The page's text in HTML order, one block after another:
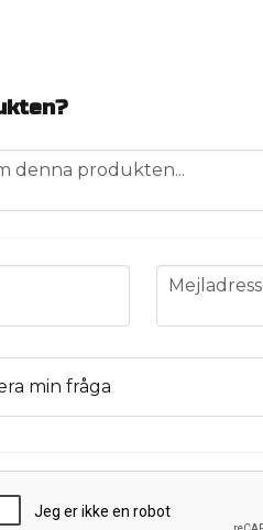
denna produkten...
email
Mejladress
min fråga